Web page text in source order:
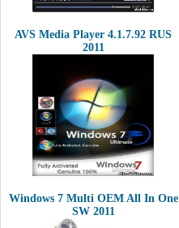
AVS Media Player 4.1.7.92 RUS
2011
Windows 7 Multi OEM All In One
SW 2011